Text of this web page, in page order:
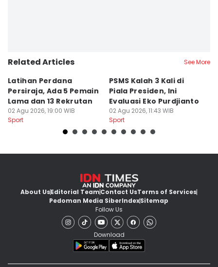
Related Articles See More
Latihan Perdana
Persiraja, Ada 5 Pemain
Lama dan 13 Rekrutan
02 Agu 2026, 19:00 WIB
Sport
PSMS Kalah 3 Kali di
Piala Presiden, Ini
Evaluasi Eko Purdjianto
02 Agu 2026, 11:43 WIB
Sport
About UsEditorial TeamContact UsTerms of Services
Pedoman Media SiberIndexSitemap
Follow Us
Download